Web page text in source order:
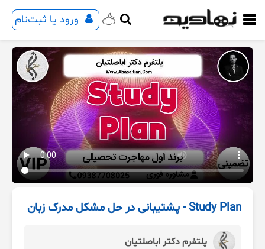
ورود یا ثبت‌نام
Study Plan - پشتیبانی در حل مشکل مدرک زبان
پلتفرم دکتر اباصلتیان